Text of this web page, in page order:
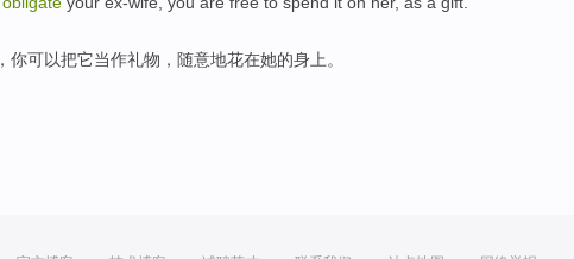
，你可以把它当作礼物 ， 随意地花在她的身上。